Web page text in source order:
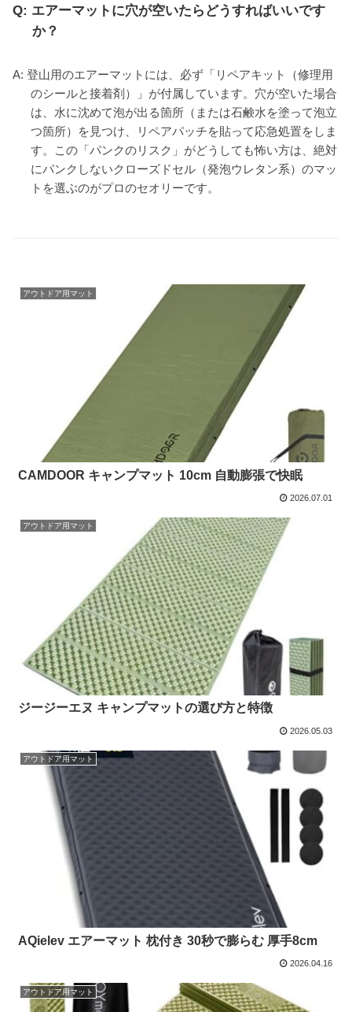
Q: エアーマットに穴が空いたらどうすればいいです
か？
A: 登山用のエアーマットには、必ず「リペアキット（修理用
のシールと接着剤）」が付属しています。穴が空いた場合
は、水に沈めて泡が出る箇所（または石鹸水を塗って泡立
つ箇所）を見つけ、リペアパッチを貼って応急処置をしま
す。この「パンクのリスク」がどうしても怖い方は、絶対
にパンクしないクローズドセル（発泡ウレタン系）のマッ
トを選ぶのがプロのセオリーです。
アウトドア用マット
CAMDOOR キャンプマット 10cm 自動膨張で快眠
2026.07.01
アウトドア用マット
ジージーエヌ キャンプマットの選び方と特徴
2026.05.03
アウトドア用マット
AQielev エアーマット 枕付き 30秒で膨らむ 厚手8cm
2026.04.16
アウトドア用マット